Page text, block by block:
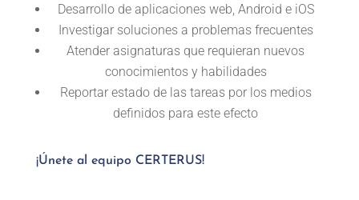
Desarrollo de aplicaciones web, Android e iOS
Investigar soluciones a problemas frecuentes
Atender asignaturas que requieran nuevos
conocimientos y habilidades
Reportar estado de las tareas por los medios
definidos para este efecto
¡Únete al equipo CERTERUS!